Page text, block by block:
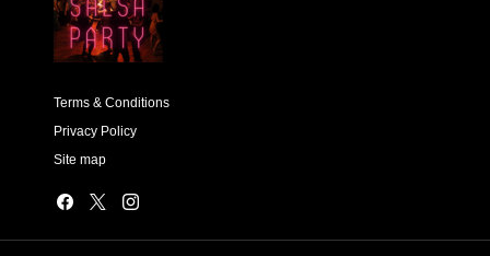
Terms & Conditions
Privacy Policy
Site map